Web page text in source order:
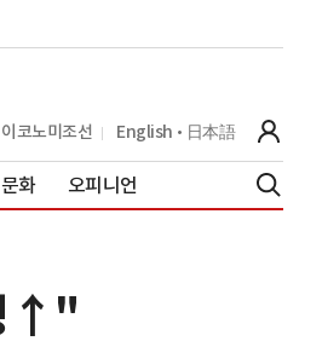
이코노미조선 English 日本語
문화 오피니언
↑"